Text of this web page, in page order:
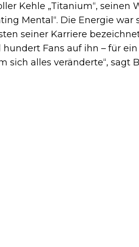
Kehle „Titanium“, seinen
Mental“. Die Energie
seiner Karriere
Fans auf ihn – für ein
sich alles veränderte“, sagt